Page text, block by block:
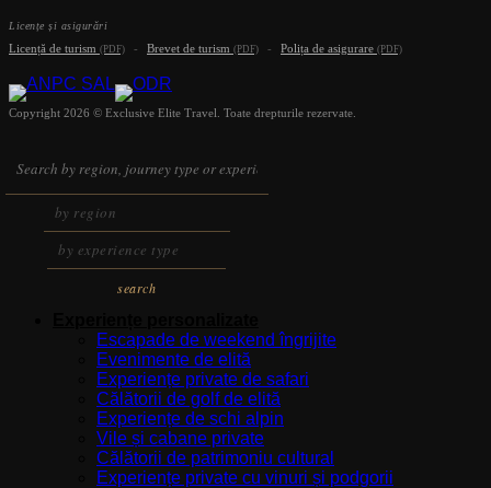
Licențe și asigurări
Licență de turism (PDF) - Brevet de turism (PDF) - Polița de asigurare (PDF)
Copyright 2026 © Exclusive Elite Travel. Toate drepturile rezervate.
search
Escapade de weekend îngrijite
Evenimente de elită
Experiențe private de safari
Călătorii de golf de elită
Experiențe de schi alpin
Vile și cabane private
Călătorii de patrimoniu cultural
Experiențe private cu vinuri și podgorii